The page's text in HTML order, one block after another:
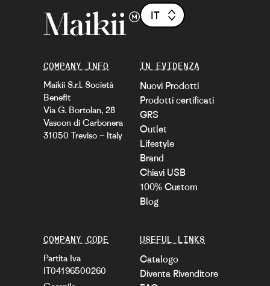
COMPANY INFO
Maikii S.r.l. Società
Benefit
Via G. Bortolan, 28
Vascon di Carbonera
31050 Treviso – Italy
IN EVIDENZA
Nuovi Prodotti
Prodotti certificati
GRS
Outlet
Lifestyle
Brand
Chiavi USB
100% Custom
Blog
USEFUL LINKS
Catalogo
Diventa Rivenditore
COMPANY CODE
Partita Iva
IT04196500260
IT